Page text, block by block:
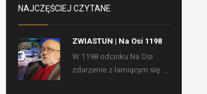
NAJCZĘŚCIEJ CZYTANE
ZWIASTUN | Na Osi 1198
W 1198 odcinku Na Osi
zdarzenie z łamiącym się ...